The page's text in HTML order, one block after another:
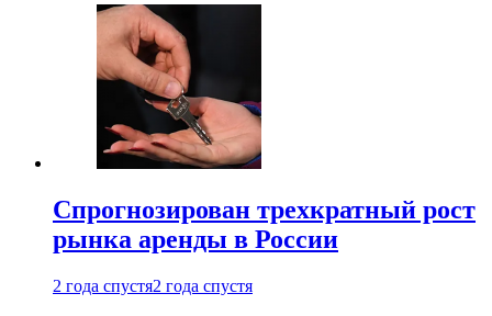
Спрогнозирован трехкратный рост
рынка аренды в России
2 года спустя2 года спустя